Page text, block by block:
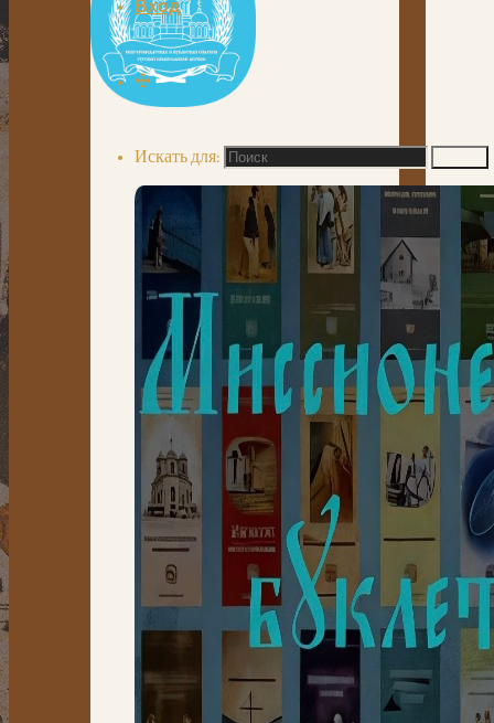
Вход
☩
Искать для: